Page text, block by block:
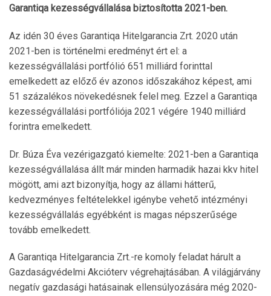
Garantiqa kezességvállalása biztosította 2021-ben.
Az idén 30 éves Garantiqa Hitelgarancia Zrt. 2020 után
2021-ben is történelmi eredményt ért el: a
kezességvállalási portfólió 651 milliárd forinttal
emelkedett az előző év azonos időszakához képest, ami
51 százalékos növekedésnek felel meg. Ezzel a Garantiqa
kezességvállalási portfóliója 2021 végére 1940 milliárd
forintra emelkedett.
Dr. Búza Éva vezérigazgató kiemelte: 2021-ben a Garantiqa
kezességvállalása állt már minden harmadik hazai kkv hitel
mögött, ami azt bizonyítja, hogy az állami hátterű,
kedvezményes feltételekkel igénybe vehető intézményi
kezességvállalás egyébként is magas népszerűsége
tovább emelkedett.
A Garantiqa Hitelgarancia Zrt.-re komoly feladat hárult a
Gazdaságvédelmi Akcióterv végrehajtásában. A világjárvány
negatív gazdasági hatásainak ellensúlyozására még 2020-